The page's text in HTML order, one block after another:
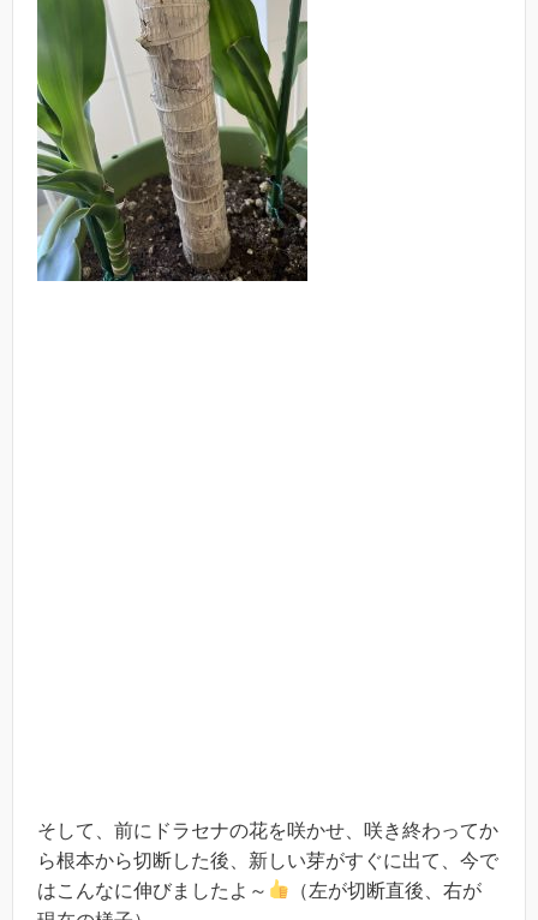
そして、前にドラセナの花を咲かせ、咲き終わってか
ら根本から切断した後、新しい芽がすぐに出て、今で
はこんなに伸びましたよ～
（左が切断直後、右が